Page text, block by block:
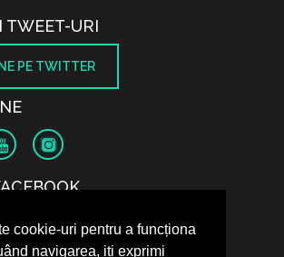
cookie-uri pentru a funcționa
navigarea, iți exprimi
TWEET-URI
PE TWITTER